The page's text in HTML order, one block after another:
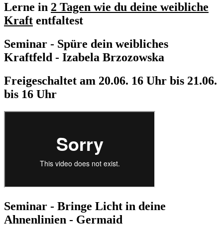
Lerne in 2 Tagen wie du deine weibliche
Kraft entfaltest
Seminar - Spüre dein weibliches
Kraftfeld - Izabela Brzozowska
Freigeschaltet am 20.06. 16 Uhr bis 21.06.
bis 16 Uhr
Seminar - Bringe Licht in deine
Ahnenlinien - Germaid